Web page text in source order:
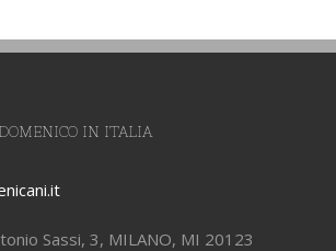
IN ITALIA
Sassi, 3, MILANO, MI 20123